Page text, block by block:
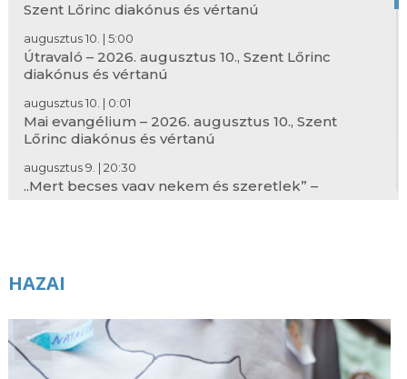
Szent Lőrinc diakónus és vértanú
augusztus 10. | 5:00
Útravaló – 2026. augusztus 10., Szent Lőrinc
diakónus és vértanú
augusztus 10. | 0:01
Mai evangélium – 2026. augusztus 10., Szent
Lőrinc diakónus és vértanú
augusztus 9. | 20:30
„Mert becses vagy nekem és szeretlek” –
Kelj fel és járj! – A fogyatékossággal élők
küldetéséről
augusztus 9. | 18:00
HAZAI